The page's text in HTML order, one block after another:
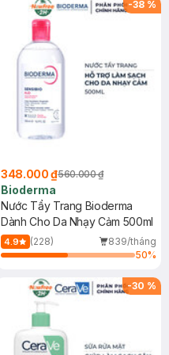
-38 %
348.000 ₫560.000 ₫
Bioderma
Nước Tẩy Trang Bioderma
Dành Cho Da Nhạy Cảm 500ml
4.9 (228)
839/tháng
50%
-30 %